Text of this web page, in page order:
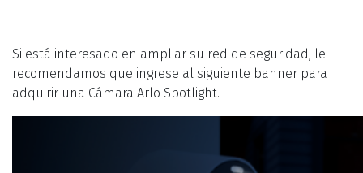
Si está interesado en ampliar su red de seguridad, le
recomendamos que ingrese al siguiente banner para
adquirir una Cámara Arlo Spotlight.